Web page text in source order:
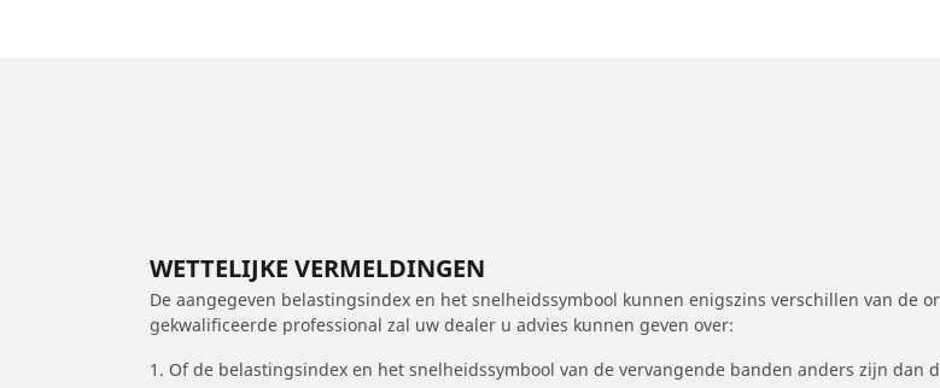
WETTELIJKE VERMELDINGEN
De aangegeven belastingsindex en het snelheidssymbool kunnen enigszins verschillen van de
gekwalificeerde professional zal uw dealer u advies kunnen geven over:
1. Of de belastingsindex en het snelheidssymbool van de vervangende banden anders zijn dan